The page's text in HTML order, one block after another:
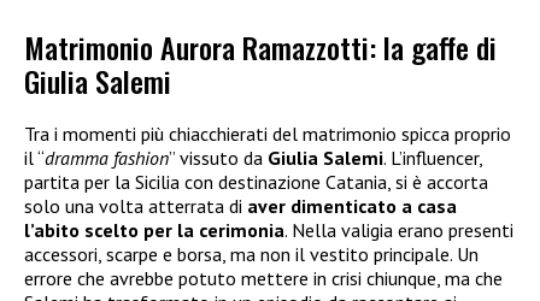
Matrimonio Aurora Ramazzotti: la gaffe di
Giulia Salemi
Tra i momenti più chiacchierati del matrimonio spicca proprio
il “dramma fashion” vissuto da Giulia Salemi. L’influencer,
partita per la Sicilia con destinazione Catania, si è accorta
solo una volta atterrata di aver dimenticato a casa
l’abito scelto per la cerimonia. Nella valigia erano presenti
accessori, scarpe e borsa, ma non il vestito principale. Un
errore che avrebbe potuto mettere in crisi chiunque, ma che